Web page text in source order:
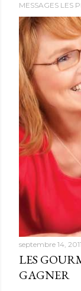
r
u
n
c
o
m
m
e
n
t
a
i
r
e
MESSAGES LES
septembre 14, 2011
LES
GAGNER